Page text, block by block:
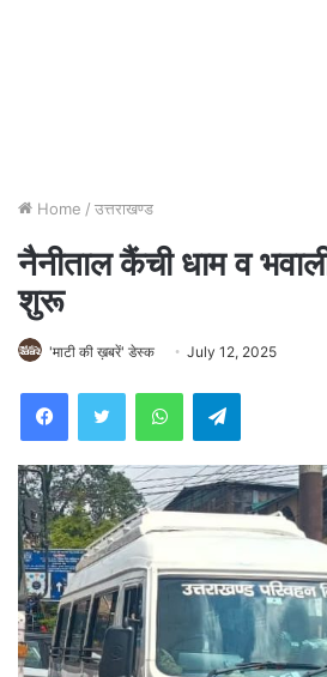
Home / उत्तराखण्ड
नैनीताल कैंची धाम व
शुरू
'माटी की ख़बरें' डेस्क July 12, 2025
WhatsAppTelegram